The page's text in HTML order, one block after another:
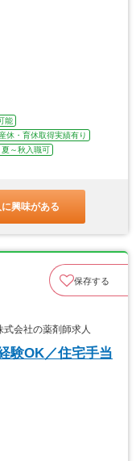
能
産休・育休取得実績有り
夏～秋入職可
興味がある
保存する
会社の薬剤師求人
験OK／住宅手当